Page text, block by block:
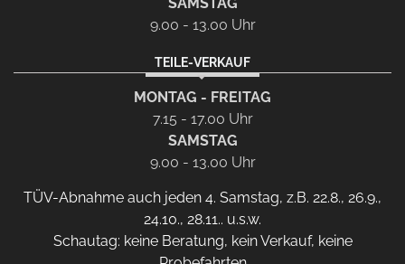
9.00 - 13.00 Uhr
TEILE-VERKAUF
MONTAG - FREITAG
7.15 - 17.00 Uhr
SAMSTAG
9.00 - 13.00 Uhr
TÜV-Abnahme auch jeden 4. Samstag, z.B. 22.8., 26.9.,
24.10., 28.11.. u.s.w.
Schautag: keine Beratung, kein Verkauf, keine